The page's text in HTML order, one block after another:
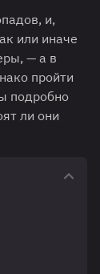
и,
или иначе
— а в
пройти
подробно
ли они